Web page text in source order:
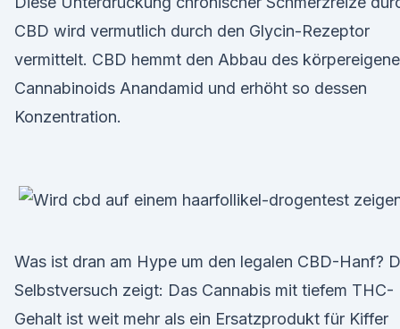
CBD wird vermutlich durch den Glycin-Rezeptor
vermittelt. CBD hemmt den Abbau des
Cannabinoids Anandamid und erhöht so dessen
Konzentration.
Was ist dran am Hype um den legalen CBD-Hanf?
Selbstversuch zeigt: Das Cannabis mit tiefem THC-
Gehalt ist weit mehr als ein Ersatzprodukt für Kiffer